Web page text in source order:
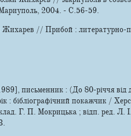
2004. - С.56-59.
// Прибой : литературно-
письменник : (До 80-річчя від
: бібліографічний покажчик /
Г. П. Мокрицька ; відп. ред.